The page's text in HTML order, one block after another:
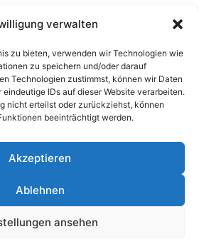
verwalten
zu bieten, verwenden wir Technologien wie
zu speichern und/oder darauf
Technologien zustimmst, können wir Daten
IDs auf dieser Website verarbeiten.
nicht erteilst oder zurückziehst, können
beeinträchtigt werden.
Akzeptieren
Ablehnen
ansehen
Dortmund
Webdesign aus Ennepetal.